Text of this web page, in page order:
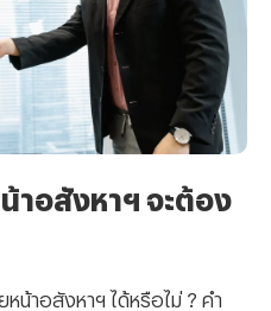
าอสังหาฯ จะต้อง
หน้าอสังหาฯ ได้หรือไม่ ? คำ